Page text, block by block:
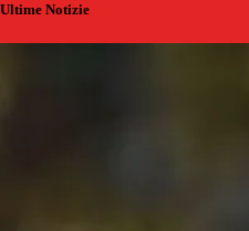
Ultime Notizie